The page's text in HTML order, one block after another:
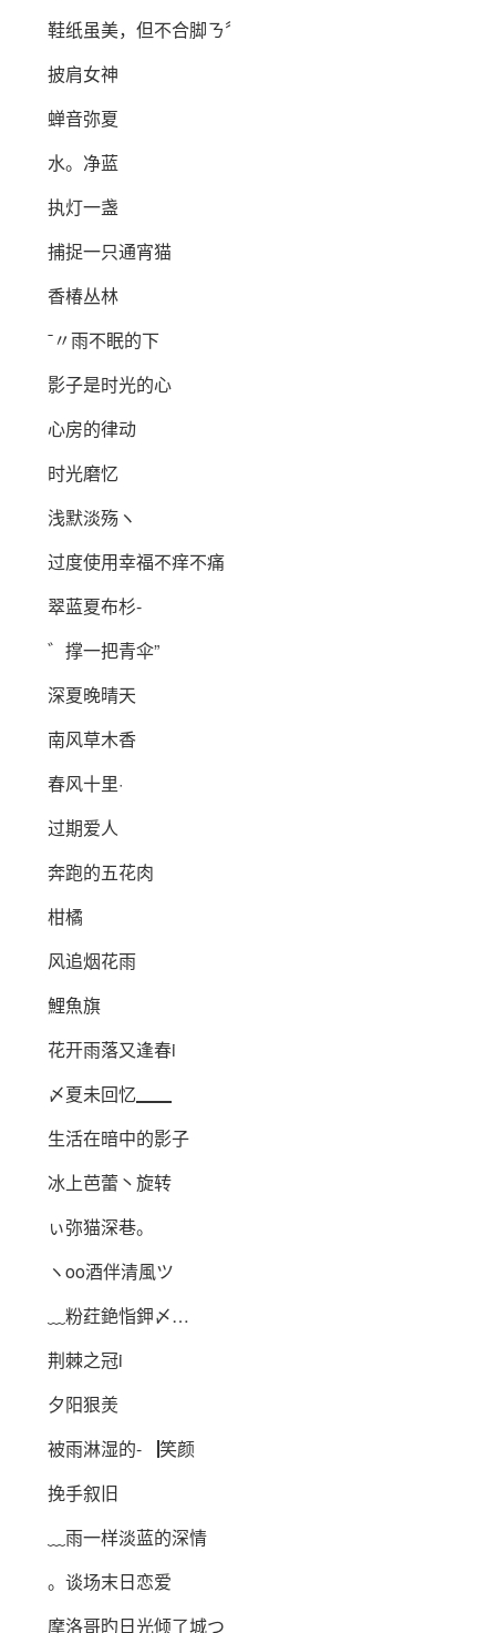
鞋纸虽美，但不合脚ㄋ〞
披肩女神
蝉音弥夏
水。净蓝
执灯一盏
捕捉一只通宵猫
香椿丛林
ˉ〃雨不眠的下
影子是时光的心
心房的律动
时光磨忆
浅默淡殇ヽ
过度使用幸福不痒不痛
翠蓝夏布杉-
゛撑一把青伞”
深夏晚晴天
南风草木香
春风十里·
过期爱人
奔跑的五花肉
柑橘
风追烟花雨
鯉魚旗
花开雨落又逢春i
〆夏未回忆▁▁
生活在暗中的影子
冰上芭蕾丶旋转
ぃ弥猫深巷。
ヽoo酒伴清風ツ
﹏粉荭銫恉鉀〆…
荆棘之冠i
夕阳狠羙
被雨淋湿的-▕笑颜
挽手叙旧
﹏雨一样淡蓝的深情
。谈场末日恋爱
摩洛哥旳日光倾了城つ